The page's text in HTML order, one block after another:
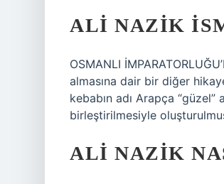
ALI NAZIK
OSMANLI
almasına dair bir diğer
kebabın adı Arapça “güzel”
birleştirilmesiyle
ALI NAZIK